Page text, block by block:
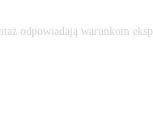
odpowiadają warunkom